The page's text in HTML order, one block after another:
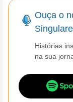
Ouça o
Histórias
na sua